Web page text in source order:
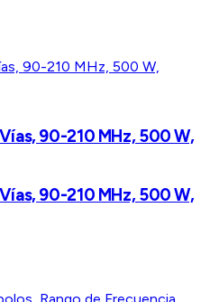
90-210 MHz, 500 W,
90-210 MHz, 500 W,